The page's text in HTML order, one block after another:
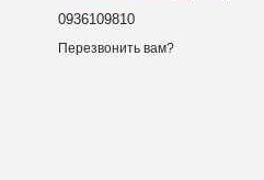
0936109810
Перезвонить вам?